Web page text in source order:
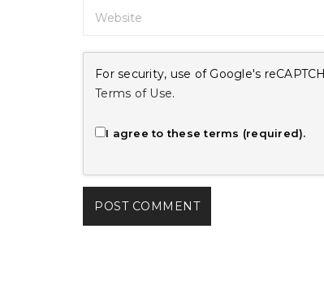
For security, use of Google's
Terms of Use.
I agree to these terms (required).